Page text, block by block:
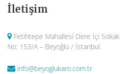
İletişim
Fetihtepe Mahallesi Dere İçi Sokak
No: 153/A – Beyoğlu / İstanbul
info@beyoglukaro.com.tr